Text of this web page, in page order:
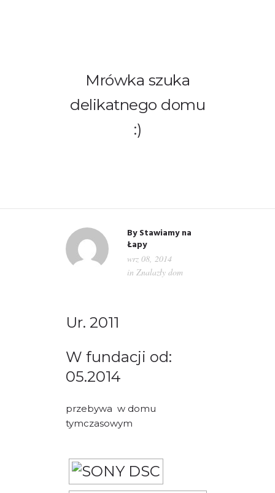
PRZYJACIELE
Mrówka szuka
delikatnego domu
:)
ByStawiamy na
Łapy
wrz 08, 2014
in Znalazły dom
Ur. 2011
W fundacji od:
05.2014
przebywa w domu
tymczasowym